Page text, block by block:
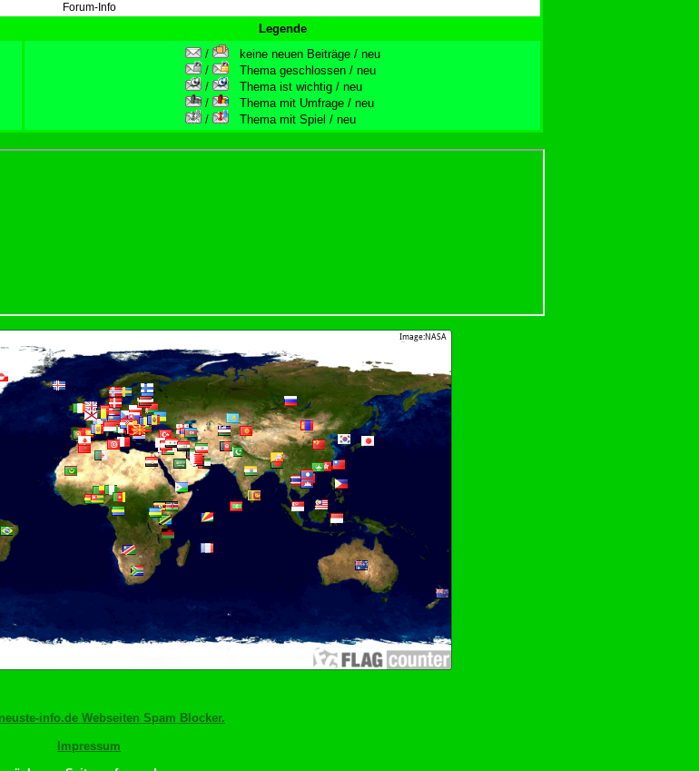
Forum-Info
Legende
/
keine neuen Beiträge / neu
/
Thema geschlossen / neu
/
Thema ist wichtig / neu
/
Thema mit Umfrage / neu
/
Thema mit Spiel / neu
Impressum